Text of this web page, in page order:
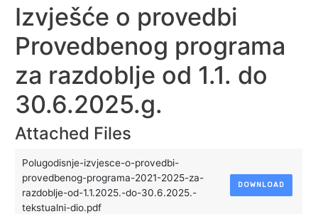
Izvješće o provedbi
Provedbenog programa
za razdoblje od 1.1. do
30.6.2025.g.
Attached Files
Polugodisnje-izvjesce-o-provedbi-
provedbenog-programa-2021-2025-za-
razdoblje-od-1.1.2025.-do-30.6.2025.-
tekstualni-dio.pdf
DOWNLOAD